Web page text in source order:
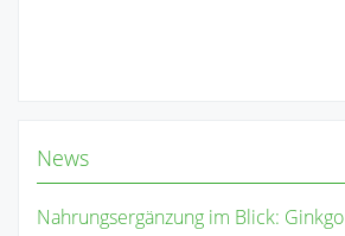
News
Nahrungsergänzung im Blick: Ginkgo